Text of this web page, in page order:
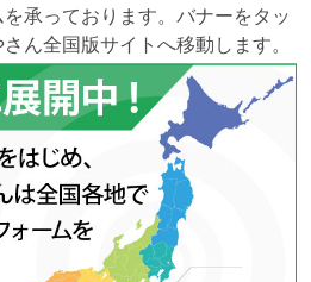
承っております。バナーをタッ
ん全国版サイトへ移動します。